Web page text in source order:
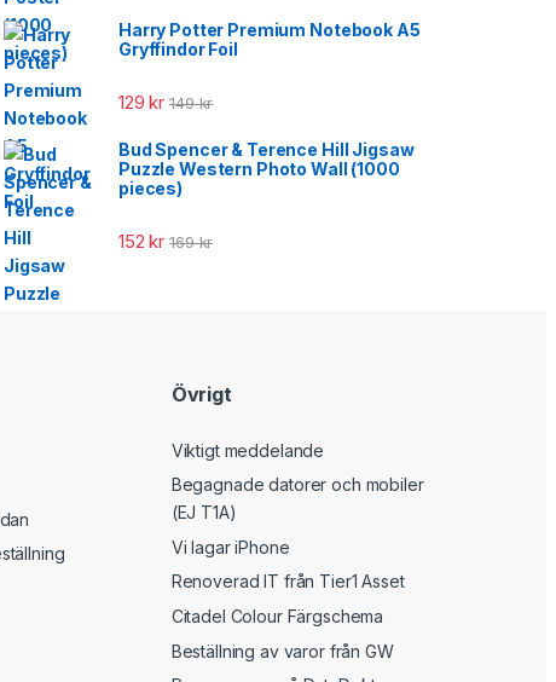
Harry Potter Premium Notebook A5
Gryffindor Foil
129kr 149kr
Bud Spencer & Terence Hill Jigsaw
Puzzle Western Photo Wall (1000
pieces)
152kr 169kr
Övrigt
Viktigt meddelande
Begagnade datorer och mobiler
(EJ T1A)
Vi lagar iPhone
Renoverad IT från Tier1 Asset
Citadel Colour Färgschema
Beställning av varor från GW